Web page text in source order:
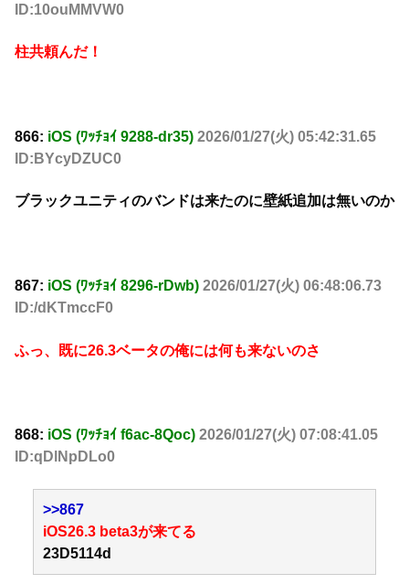
ID:10ouMMVW0
柱共頼んだ！
866: iOS (ﾜｯﾁｮｲ 9288-dr35) 2026/01/27(火) 05:42:31.65
ID:BYcyDZUC0
ブラックユニティのバンドは来たのに壁紙追加は無いのか
867: iOS (ﾜｯﾁｮｲ 8296-rDwb) 2026/01/27(火) 06:48:06.73
ID:/dKTmccF0
ふっ、既に26.3ベータの俺には何も来ないのさ
868: iOS (ﾜｯﾁｮｲ f6ac-8Qoc) 2026/01/27(火) 07:08:41.05
ID:qDlNpDLo0
>>867
iOS26.3 beta3が来てる
23D5114d